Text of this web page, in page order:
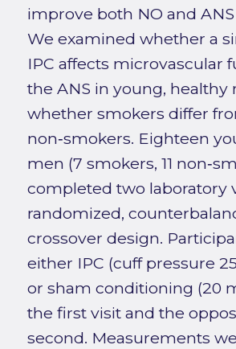
improve both NO and
We examined whether a
IPC affects microvascular
the ANS in young, healthy
whether smokers differ
non‑smokers. Eighteen
men (7 smokers, 11
completed two laboratory
randomized,
crossover design.
either IPC (cuff pressure
or sham conditioning (20
the first visit and the
second. Measurements